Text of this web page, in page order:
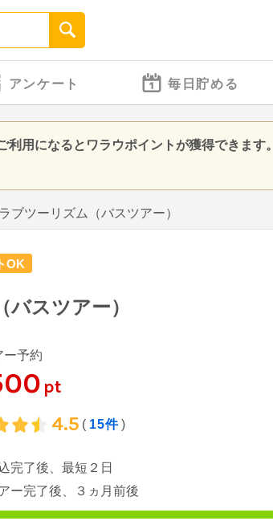
アンケート 毎日貯める
用になるとワラウポイントが獲得できます。
ブツーリズム（バスツアー）
OK
スツアー）
ー予約
pt
4.5 ( 15件)
完了後、最短２日
ー完了後、３ヵ月前後